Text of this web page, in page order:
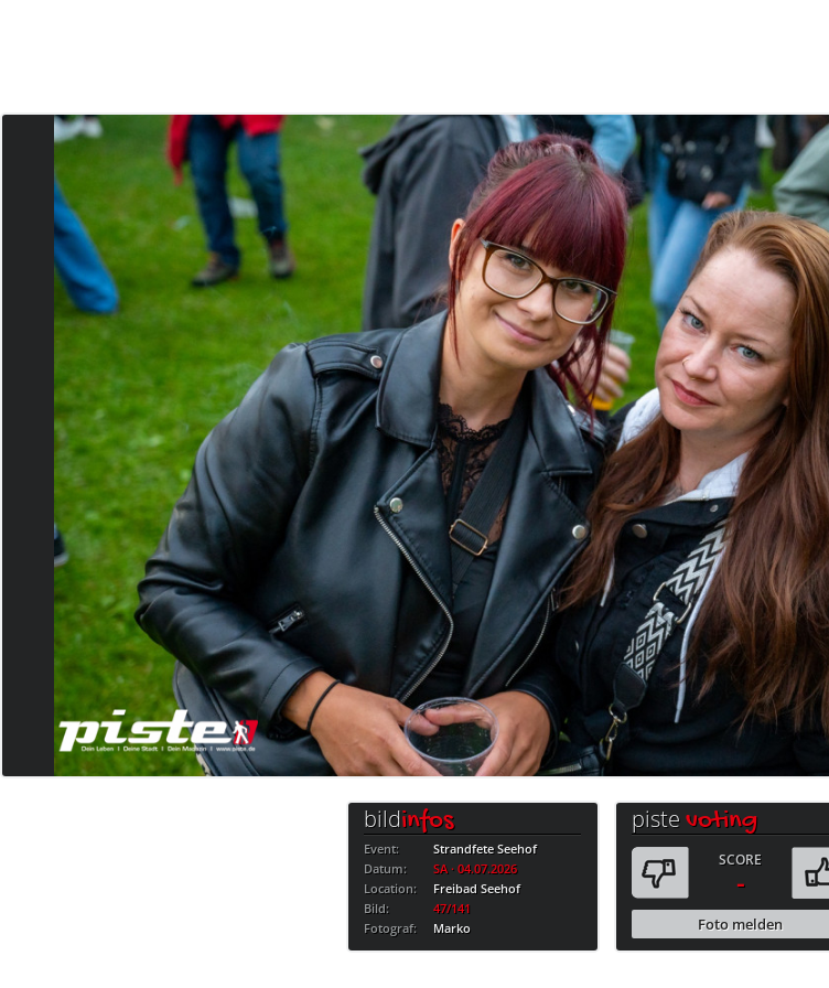
bildinfos
Event:
Strandfete Seehof
Datum:
SA · 04.07.2026
Location:
Freibad Seehof
Bild:
47/141
Fotograf:
Marko
pistevoting
SCORE
-
Foto melden